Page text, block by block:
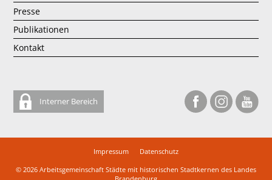
Presse
Publikationen
Kontakt
Interner Bereich
Impressum
Datenschutz
© 2026 Arbeitsgemeinschaft Städte mit historischen Stadtkernen des Landes